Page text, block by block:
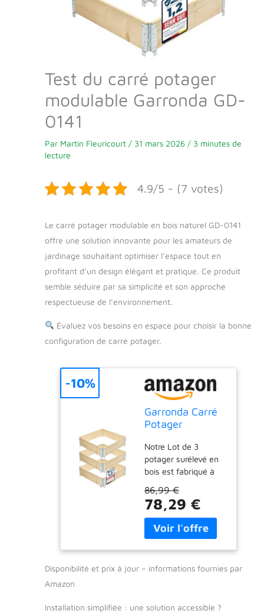
Test du carré potager
modulable Garronda GD-
0141
Par Martin Fleuricourt / 31 mars 2026 / 3 minutes de
lecture
4.9/5 - (7 votes)
Le carré potager modulable en bois naturel GD-0141
offre une solution innovante pour les amateurs de
jardinage souhaitant optimiser l’espace tout en
profitant d’un design élégant et pratique. Ce produit
semble séduire par sa simplicité et son approche
respectueuse de l’environnement.
Évaluez vos besoins en espace pour choisir la bonne
configuration de carré potager.
Garronda Carré
Potager
Bois Naturel
80x80x20 cm –
Jardinière
extérieure en
palettes,
empilable et
Pliable, pour
Jardin, Plantes,
Fleurs, Herbes,
légumes GD-
Notre Lot de 3
potager surélevé en
bois est fabriqué à
naturellement traité.
Conforme aux
normes IPPC, il est
résistant aux
parfait comme carré
cadres en pin
86,99 €
78,29 €
-10%
Disponibilité et prix à jour – informations fournies par
Amazon
Installation simplifiée : une solution accessible ?